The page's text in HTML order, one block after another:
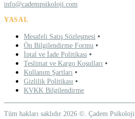
info@cadempsikoloji.com
YASAL
Mesafeli Satış Sözleşmesi •
Ön Bilgilendirme Formu •
İptal ve İade Politikası •
Teslimat ve Kargo Koşulları •
Kullanım Şartları •
Gizlilik Politikası •
KVKK Bilgilendirme
Tüm hakları saklıdır 2026 ©. Çadem Psikoloji